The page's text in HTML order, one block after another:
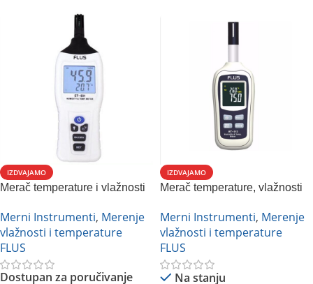
IZDVAJAMO
Merač temperature i vlažnosti
Merni Instrumenti, Merenje
vlažnosti i temperature
FLUS
Dostupan za poručivanje
IZDVAJAMO
Merač temperature, vlažnosti
temperature vlažnog
termometra Flus MT-913
Merni Instrumenti, Merenje
vlažnosti i temperature
FLUS
Na stanju